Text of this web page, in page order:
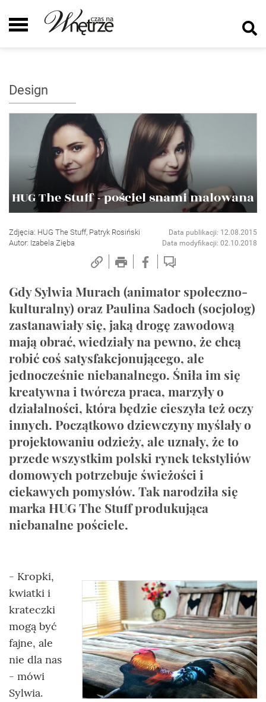
Design
HUG The Stuff - pościel snami malowana
Zdjęcia: HUG The Stuff, Patryk Rosiński
Autor: Izabela Zięba
Data publikacji: 12.08.2015
Data modyfikacji: 02.10.2018
Gdy Sylwia Murach (animator społeczno-
kulturalny) oraz Paulina Sadoch (socjolog)
zastanawiały się, jaką drogę zawodową
mają obrać, wiedziały na pewno, że chcą
robić coś satysfakcjonującego, ale
jednocześnie niebanalnego. Śniła im się
kreatywna i twórcza praca, marzyły o
działalności, która będzie cieszyła też oczy
innych. Początkowo dziewczyny myślały o
projektowaniu odzieży, ale uznały, że to
przede wszystkim polski rynek tekstyliów
domowych potrzebuje świeżości i
ciekawych pomysłów. Tak narodziła się
marka HUG The Stuff produkująca
niebanalne pościele.
- Kropki,
kwiatki i
krateczki
mogą być
fajne, ale
nie dla nas
- mówi
Sylwia.